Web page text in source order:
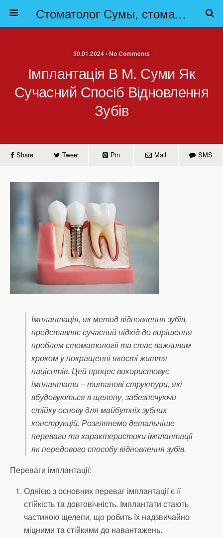
Стоматолог Сумы, стоматологические клиники Сумы, детская стоматология в Сумах. | Частная стоматология Сумы
30.01.2024 • No Comments
Імплантація В М. Суми Як
Сучасний Спосіб Відновлення
Зубів
Share Tweet Pin Mail SMS
Імплантація, як метод відновлення зубів,
представляє сучасний підхід до вирішення
проблем стоматології та стає важливим
кроком у покращенні якості життя
пацієнтів. Цей процес використовує
імплантати – титанові структури, які
вбудовуються в щелепу, забезпечуючи
стійку основу для майбутніх зубних
конструкцій. Розглянемо детальніше
переваги та характеристики імплантації
як передового способу відновлення зубів.
Переваги імплантації:
Однією з основних переваг імплантації є її
стійкість та довговічність. Імплантати стають
частиною щелепи, що робить їх надзвичайно
міцними та стійкими до навантажень.